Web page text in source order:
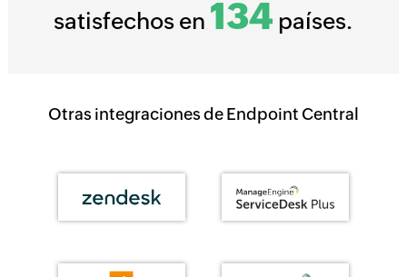
satisfechos en 134 países.
Otras integraciones de Endpoint Central